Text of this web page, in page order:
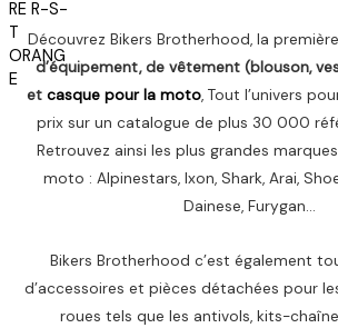
.
م
.t
:
0
د
:
1
,
6
5
.
م
.
Découvrez Bikers Brotherhood, la première
d’équipement, de vêtement (blouson,
et casque pour la moto, Tout l’univers
prix sur un catalogue de plus 30 000
Retrouvez ainsi les plus grandes
moto : Alpinestars, Ixon, Shark, Arai,
Dainese, Furygan…
Bikers Brotherhood c’est également
d’accessoires et pièces détachées pour
roues tels que les antivols, kits-